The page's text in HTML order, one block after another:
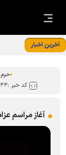
آخرین اخبار
کد خبر :
آغاز مراسم